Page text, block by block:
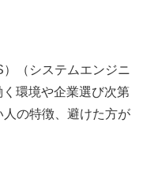
（システムエンジニ
環境や企業選び次第
の特徴、避けた方が